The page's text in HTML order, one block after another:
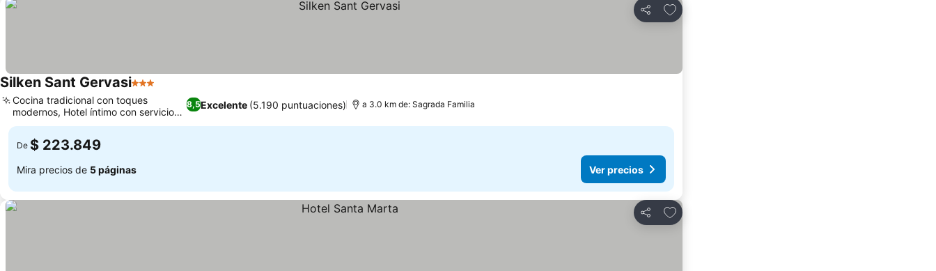
Compartir
Agregar a favoritos
Silken Sant Gervasi3 Estrellas
8,5Excelente (5.190 puntuaciones)
Cocina tradicional con toques
modernos, Hotel íntimo con servicio
personalizado
a 3.0 km de: Sagrada Familia
De $ 223.849
Mira precios de 5 páginas Ver precios
Compartir
Agregar a favoritos